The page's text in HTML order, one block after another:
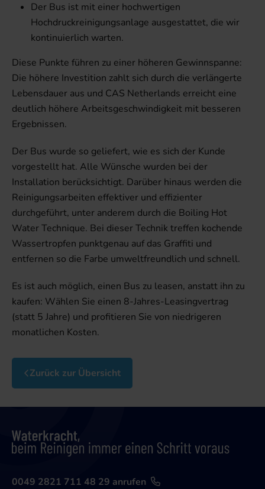
Der Bus ist mit einer hochwertigen
Hochdruckreinigungsanlage ausgestattet, die wir
kontinuierlich warten.
Diese Punkte führen zu einer höheren Gewinnspanne:
Die höhere Investition zahlt sich durch die verlängerte
Lebensdauer aus und CAS Netherlands erreicht eine
deutlich höhere Arbeitsgeschwindigkeit mit besseren
Ergebnissen.
Der Bus wurde so geliefert, wie es sich der Kunde
vorgestellt hat. Alle Wünsche wurden bei der
Installation berücksichtigt. Darüber hinaus werden die
Reinigungsarbeiten effektiver und effizienter
durchgeführt, unter anderem durch die Boiling Hot
Water Technique. Bei dieser Technik treffen kochende
Wassertropfen punktgenau auf das Graffiti und
entfernen so die Farbe umweltfreundlich und schnell.
Es ist auch möglich, einen Bus zu leasen, anstatt ihn zu
kaufen: Wählen Sie einen 8-Jahres-Leasingvertrag
(statt 5 Jahre) und profitieren Sie von niedrigeren
monatlichen Kosten.
Zurück zur Übersicht
0049 2821 711 48 29 anrufen